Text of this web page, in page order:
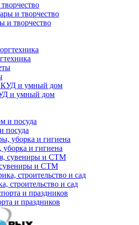
и творчество
и умный дом
посуда
и гигиена
сувениры и СТМ
строительство и сад
и праздников